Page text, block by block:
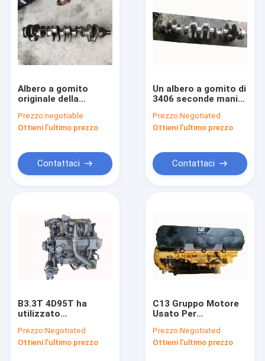
Casa
Prodotti
Controllo di qualità
Contattici
Richieda una citazione
Assemblea di motore utilizzata
Blocchi motori utilizzati
Albero a gomito della seconda mano
Pompa utilizzata di iniezione di carburante
Albero a gomito
originale della
per l'escavatore
Diesel Engine di
Prezzo:negotiable
Ottieni l'ultimo prezzo
Contattaci
Un albero a gomito di
3406 seconde mani
3406C 3406E 3176C
156 - 8536
Prezzo:Negotiated
Ottieni l'ultimo prezzo
Contattaci
B3.3T 4D95T ha
utilizzato
motore per
l'escavatore PC120 -
Prezzo:Negotiated
Ottieni l'ultimo prezzo
C13 Gruppo Motore
Usato Per
E349E
Raffreddamento Ad
Prezzo:Negotiated
Ottieni l'ultimo prezzo